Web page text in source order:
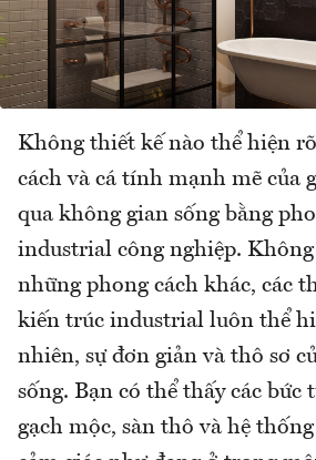
Không thiết kế nào thể hiện
cách và cá tính mạnh mẽ của
qua không gian sống bằng
industrial công nghiệp.
những phong cách khác, các
kiến trúc industrial luôn thể
nhiên, sự đơn giản và thô sơ
sống. Bạn có thể thấy các bức
gạch mộc, sàn thô và hệ